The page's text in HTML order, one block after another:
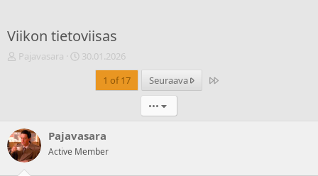
Viikon tietoviisas
V
k
e
t
Pajavasara
A
s
ä
30.01.2026
1 of 17
Seuraava Last
•••
Pajavasara
Active Member